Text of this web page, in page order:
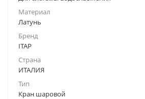
Материал
Латунь
Бренд
ITAP
Страна
ИТАЛИЯ
Тип
Кран шаровой